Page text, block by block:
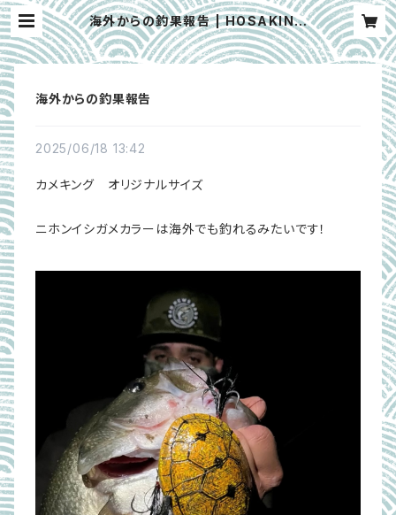
海外からの釣果報告 | HOSAKIN L
URES
海外からの釣果報告
2025/06/18 13:42
カメキング オリジナルサイズ
ニホンイシガメカラーは海外でも釣れるみたいです！